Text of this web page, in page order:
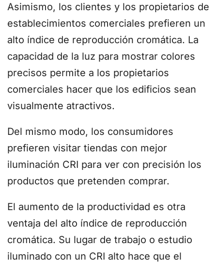
Asimismo, los clientes y los propietarios de
establecimientos comerciales prefieren un
alto índice de reproducción cromática. La
capacidad de la luz para mostrar colores
precisos permite a los propietarios
comerciales hacer que los edificios sean
visualmente atractivos.
Del mismo modo, los consumidores
prefieren visitar tiendas con mejor
iluminación CRI para ver con precisión los
productos que pretenden comprar.
El aumento de la productividad es otra
ventaja del alto índice de reproducción
cromática. Su lugar de trabajo o estudio
iluminado con un CRI alto hace que el